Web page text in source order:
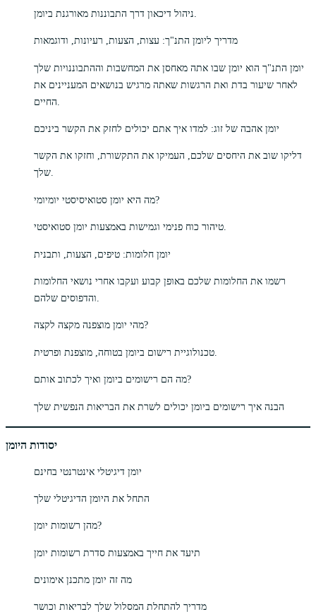
מדריך ליומן התנ"ך: עצות, הצעות, רעיונות, ודוגמאות
יומן התנ"ך הוא יומן שבו אתה מאחסן את המחשבות וההתבוננויות שלך
לאחר שיעור בדת ואת הרגשות שאתה מרגיש בנושאים המעניינים את
יומן אהבה של זוג: למדו איך אתם יכולים לחזק את הקשר ביניכם
דליקו שוב את היחסים שלכם, העמיקו את התקשורת, וחזקו את הקשר
שלך.
מה היא יומן סטואיסיסטי יומיומי?
יומן חלומות: טיפים, הצעות, ותבנית
רשמו את החלומות שלכם באופן קבוע ועקבו אחרי נושאי החלומות
מהי יומן מוצפנה מקצה לקצה?
מה הם רישומים ביומן ואיך לכתוב אותם?
הבנה איך רישומים ביומן יכולים לשרת את הבריאות הנפשית שלך
יסודות היומן
יומן דיגיטלי אינטרנטי בחינם
התחל את היומן הדיגיטלי שלך
מהן רשומות יומן?
תיעד את חייך באמצעות סדרת רשומות יומן
מה זה יומן מתכנן אימונים
מדריך להתחלת המסלול שלך לבריאות וכושר